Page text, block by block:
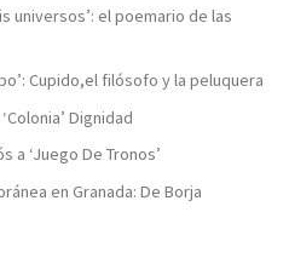
universos’: el poemario de las
Cupido,el filósofo y la peluquera
Dignidad
a ‘Juego De Tronos’
en Granada: De Borja